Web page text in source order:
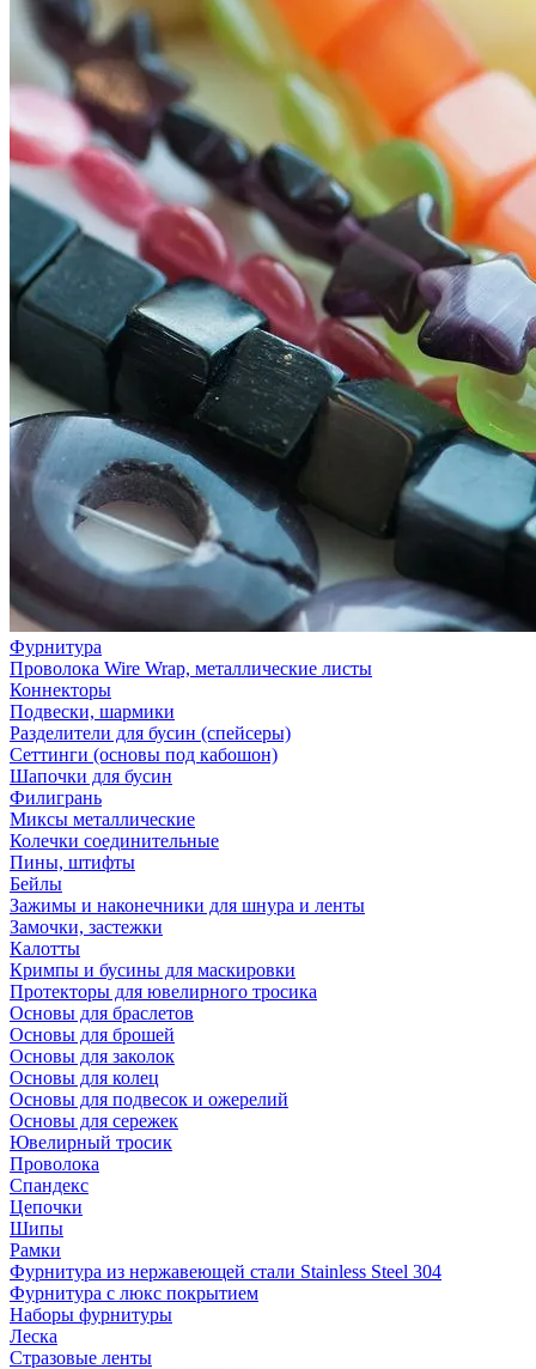
Фурнитура
Проволока Wire Wrap, металлические листы
Коннекторы
Подвески, шармики
Разделители для бусин (спейсеры)
Сеттинги (основы под кабошон)
Шапочки для бусин
Филигрань
Миксы металлические
Колечки соединительные
Пины, штифты
Бейлы
Зажимы и наконечники для шнура и ленты
Замочки, застежки
Калотты
Кримпы и бусины для маскировки
Протекторы для ювелирного тросика
Основы для браслетов
Основы для брошей
Основы для заколок
Основы для колец
Основы для подвесок и ожерелий
Основы для сережек
Ювелирный тросик
Проволока
Спандекс
Цепочки
Шипы
Рамки
Фурнитура из нержавеющей стали Stainless Steel 304
Фурнитура с люкс покрытием
Наборы фурнитуры
Леска
Стразовые ленты